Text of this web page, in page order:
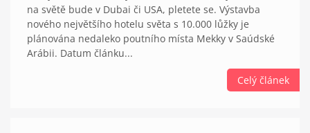
na světě bude v Dubai či USA, pletete se. Výstavba
nového největšího hotelu světa s 10.000 lůžky je
plánována nedaleko poutního místa Mekky v Saúdské
Arábii. Datum článku...
Celý článek